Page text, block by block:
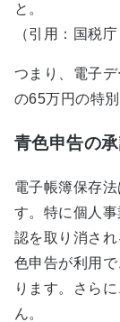
と。
（引用：国税
つまり、電子
の65万円の特
青色申告の
電子帳簿保存
す。特に個人
認を取り消さ
色申告が利用
ります。さら
ん。